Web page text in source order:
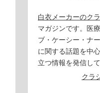
白衣メーカーのク
マガジンです。医
ブ・ケーシー・ナ
に関する話題を中
立つ情報を発信し
クラ